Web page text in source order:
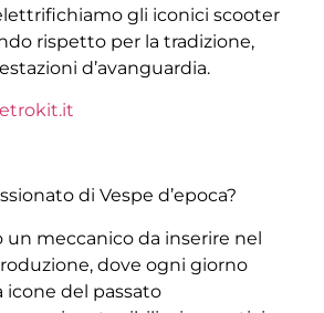
gli iconici scooter
rispetto per la tradizione,
d’avanguardia.
di Vespe d’epoca?
un meccanico da inserire nel
dove ogni giorno
del passato